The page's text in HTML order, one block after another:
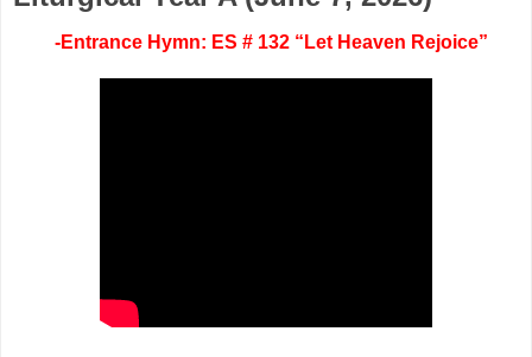
-Entrance Hymn: ES # 132 “Let Heaven Rejoice”